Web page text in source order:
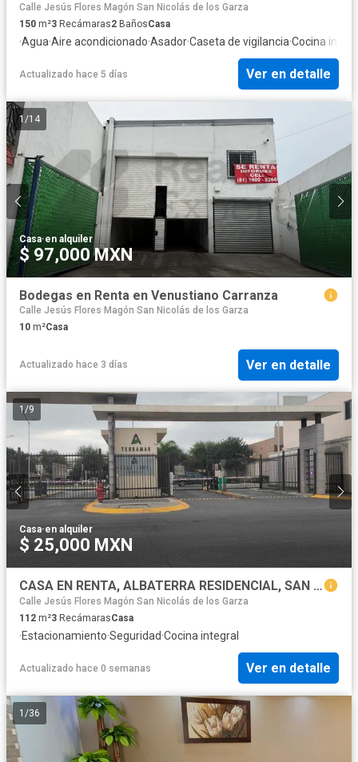
Calle Jesús Flores Magón San Nicolás de los Garza
150 m²3 Recámaras2 BañosCasa
·Agua·Aire acondicionado·Asador·Caseta de vigilancia·Cocina
Actualizado hace 5 días Ver en detalle
1 /14
Casa·en alquiler
$ 97,000 MXN
Bodegas en Renta en Venustiano Carranza
Calle Jesús Flores Magón San Nicolás de los Garza
10 m²Casa
Actualizado hace 3 días Ver en detalle
1/9
Casa·en alquiler
$ 25,000 MXN
CASA EN RENTA, ALBATERRA RESIDENCIAL, SAN NICOLÁS. MONTERREY, NL
Calle Jesús Flores Magón San Nicolás de los Garza
112 m²3 RecámarasCasa
·Estacionamiento·Seguridad·Cocina integral
Actualizado hace 0 semanas Ver en detalle
1 /36